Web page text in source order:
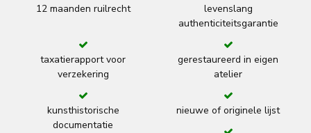
12 maanden ruilrecht
levenslang
authenticiteitsgarantie
taxatierapport voor
verzekering
gerestaureerd in eigen
atelier
kunsthistorische
documentatie
nieuwe of originele lijst